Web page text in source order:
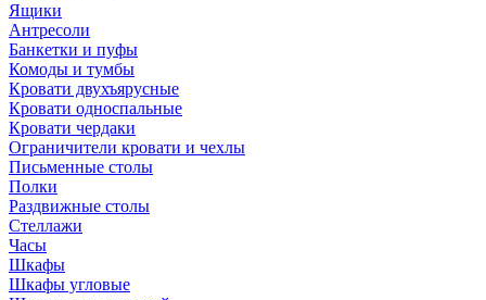
Ящики
Антресоли
Банкетки и пуфы
Комоды и тумбы
Кровати двухъярусные
Кровати односпальные
Кровати чердаки
Ограничители кровати и чехлы
Письменные столы
Полки
Раздвижные столы
Стеллажи
Часы
Шкафы
Шкафы угловые